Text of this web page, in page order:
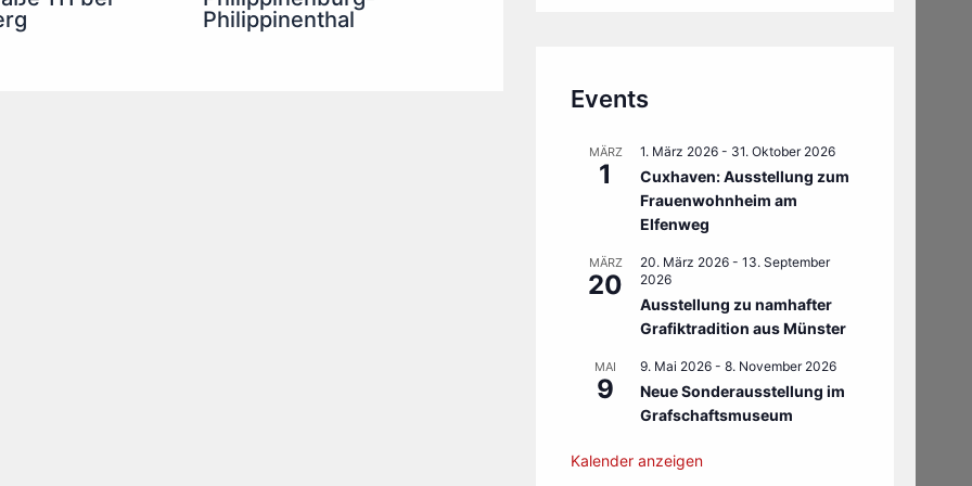
Philippinenthal
Events
MÄRZ
1
1. März 2026 - 31. Oktober 2026
Cuxhaven: Ausstellung zum
Frauenwohnheim am
Elfenweg
MÄRZ
20
20. März 2026 - 13. September
2026
Ausstellung zu namhafter
Grafiktradition aus Münster
MAI
9
9. Mai 2026 - 8. November 2026
Neue Sonderausstellung im
Grafschaftsmuseum
Kalender anzeigen